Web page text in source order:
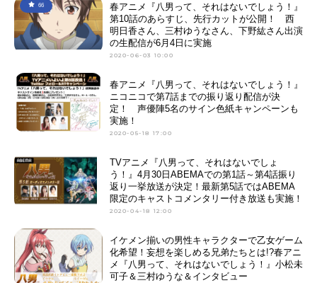
66
春アニメ『八男って、それはないでしょう！』
第10話のあらすじ、先行カットが公開！ 西
明日香さん、三村ゆうなさん、下野紘さん出演
の生配信が6月4日に実施
2020-06-03 10:00
春アニメ『八男って、それはないでしょう！』
ニコニコで第7話までの振り返り配信が決
定！ 声優陣5名のサイン色紙キャンペーンも
実施！
2020-05-18 17:00
TVアニメ『八男って、それはないでしょ
う！』4月30日ABEMAでの第1話～第4話振り
返り一挙放送が決定！最新第5話ではABEMA
限定のキャストコメンタリー付き放送も実施！
2020-04-18 12:00
イケメン揃いの男性キャラクターで乙女ゲーム
化希望！妄想を楽しめる兄弟たちとは!?春アニ
メ『八男って、それはないでしょう！』小松未
可子＆三村ゆうな＆インタビュー